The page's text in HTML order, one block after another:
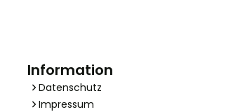
Information
Datenschutz
Impressum